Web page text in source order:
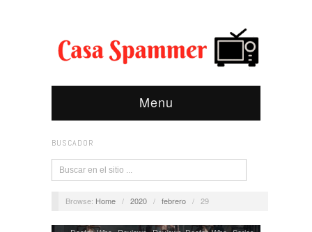
Menu
BUSCADOR
Browse: Home / 2020 / febrero / 29